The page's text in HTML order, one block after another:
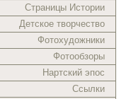
Страницы Истории
Детское творчество
Фотохудожники
Фотообзоры
Нартский эпос
Ссылки